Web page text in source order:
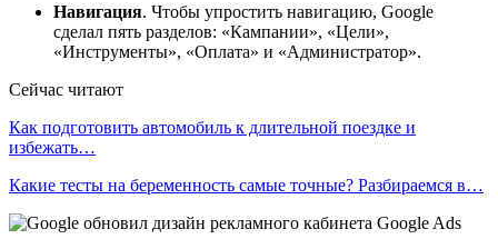
Навигация. Чтобы упростить навигацию, Google
сделал пять разделов: «Кампании», «Цели»,
«Инструменты», «Оплата» и «Администратор».
Сейчас читают
Как подготовить автомобиль к длительной поездке и
избежать…
Какие тесты на беременность самые точные? Разбираемся в…